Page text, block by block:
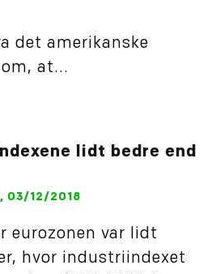
det amerikanske
at...
lidt bedre end
03/12/2018
eurozonen var lidt
hvor industriindexet